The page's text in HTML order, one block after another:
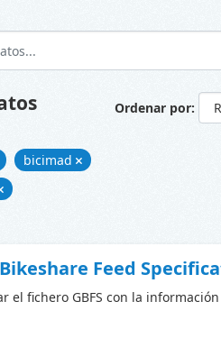
Ordenar por
bicimad
Bikeshare Feed
el fichero GBFS con la